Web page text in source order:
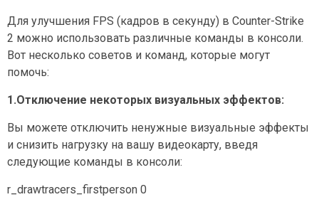
Для улучшения FPS (кадров в секунду) в Counter-Strike
2 можно использовать различные команды в консоли.
Вот несколько советов и команд, которые могут
помочь:
1.Отключение некоторых визуальных эффектов:
Вы можете отключить ненужные визуальные эффекты
и снизить нагрузку на вашу видеокарту, введя
следующие команды в консоли:
r_drawtracers_firstperson 0